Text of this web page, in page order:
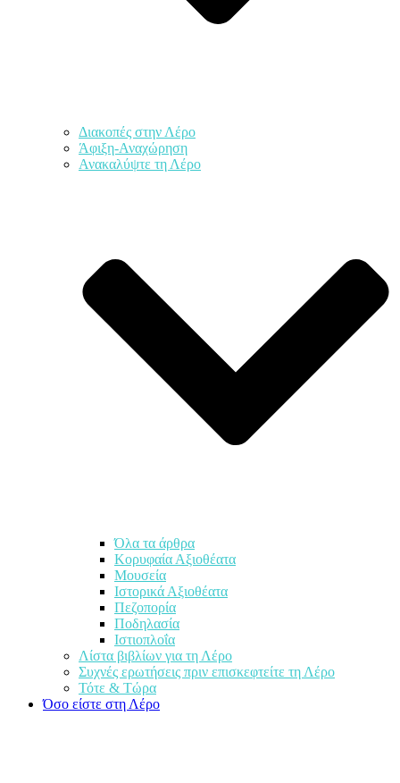
Διακοπές στην Λέρο
Άφιξη-Αναχώρηση
Ανακαλύψτε τη Λέρο
Όλα τα άρθρα
Κορυφαία Αξιοθέατα
Μουσεία
Ιστορικά Αξιοθέατα
Πεζοπορία
Ποδηλασία
Ιστιοπλοΐα
Λίστα βιβλίων για τη Λέρο
Συχνές ερωτήσεις πριν επισκεφτείτε τη Λέρο
Τότε & Τώρα
Όσο είστε στη Λέρο